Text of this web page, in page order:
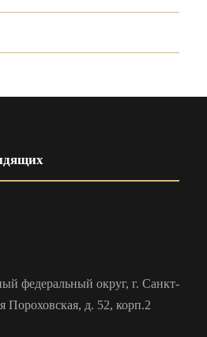
федеральный округ, г. Санкт-
Пороховская, д. 52, корп.2